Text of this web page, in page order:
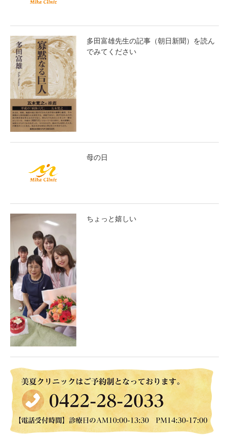
多田富雄先生の記事（朝日新聞）を読ん
でみてください
母の日
ちょっと嬉しい